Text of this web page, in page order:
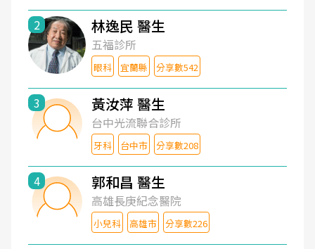
2 林逸民 醫生
五福診所
眼科 宜蘭縣 分享數542
3 黃汝萍 醫生
台中光流聯合診所
牙科 台中市 分享數208
4 郭和昌 醫生
高雄長庚紀念醫院
小兒科 高雄市 分享數226